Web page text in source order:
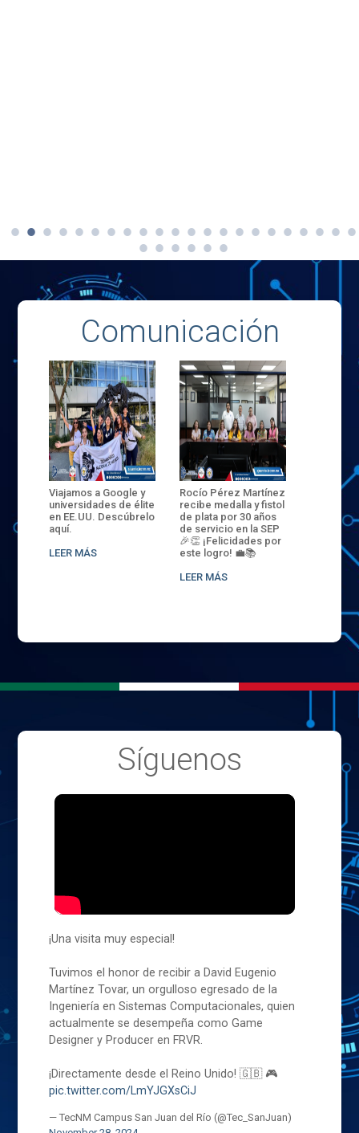
Comunicación
Viajamos a Google y
universidades de élite
en EE.UU. Descúbrelo
aquí.
LEER MÁS
Rocío Pérez Martínez
recibe medalla y fistol
de plata por 30 años
de servicio en la SEP
🎉👏 ¡Felicidades por
este logro! 💼📚
LEER MÁS
ENECB-
del
batalla.
32
sede
Síguenos
¡Una visita muy especial!
Tuvimos el honor de recibir a David Eugenio
Martínez Tovar, un orgulloso egresado de la
Ingeniería en Sistemas Computacionales, quien
actualmente se desempeña como Game
Designer y Producer en FRVR.
¡Directamente desde el Reino Unido! 🇬🇧 🎮
pic.twitter.com/LmYJGXsCiJ
— TecNM Campus San Juan del Río (@Tec_SanJuan)